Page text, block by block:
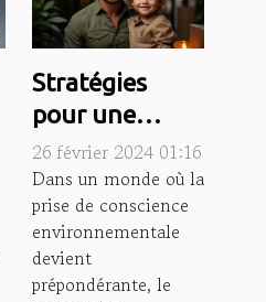
Stratégies
pour une
logistique
verte dans le
secteur du e-
commerce
26 février 2024 01:16
Dans un monde où la
prise de conscience
environnementale
devient
prépondérante, le